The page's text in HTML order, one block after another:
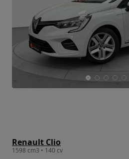
Renault Clio
1598 cm3 • 140 cv